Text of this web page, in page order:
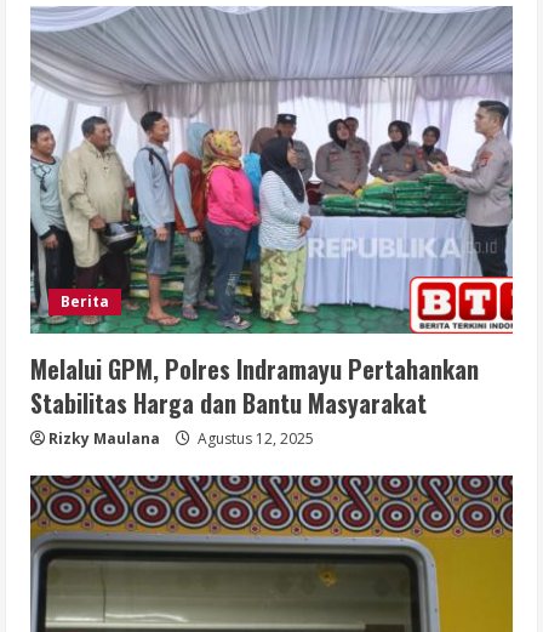
Berita
Melalui GPM, Polres Indramayu Pertahankan
Stabilitas Harga dan Bantu Masyarakat
Rizky Maulana Agustus 12, 2025